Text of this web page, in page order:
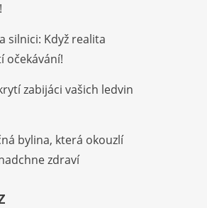
silnici: Když realita
očekávání!
zabijáci vašich ledvin
bylina, která okouzlí
zdraví